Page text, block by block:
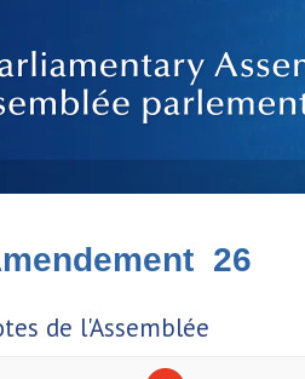
26
de l'Assemblée